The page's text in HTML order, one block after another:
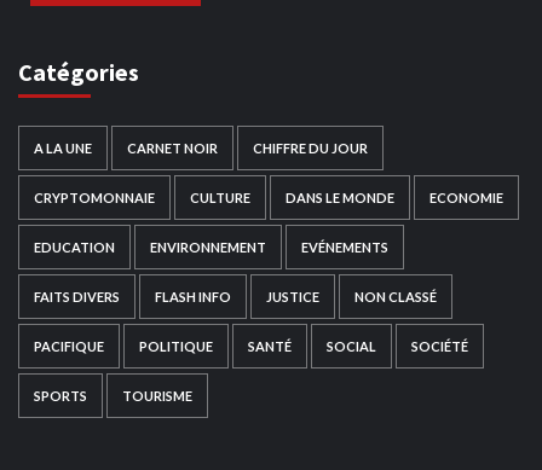
Catégories
A LA UNE CARNET NOIR CHIFFRE DU JOUR
CRYPTOMONNAIE CULTURE DANS LE MONDE ECONOMIE
EDUCATION ENVIRONNEMENT EVÉNEMENTS
FAITS DIVERS FLASH INFO JUSTICE NON CLASSÉ
PACIFIQUE POLITIQUE SANTÉ SOCIAL SOCIÉTÉ
SPORTS TOURISME